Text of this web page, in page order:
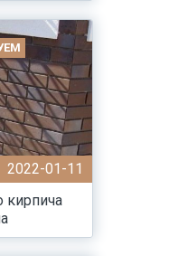
2022-01-11
кирпича